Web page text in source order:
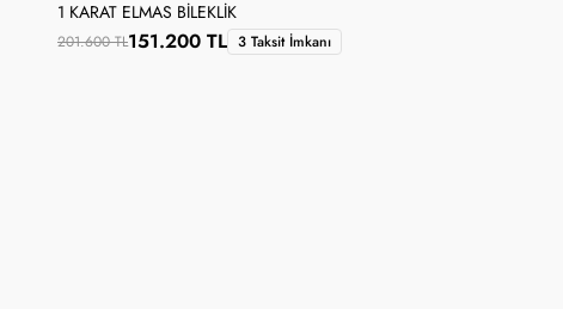
1 KARAT ELMAS BILEKLIK
201.600 TL151.200 TL 3 Taksit İmkanı